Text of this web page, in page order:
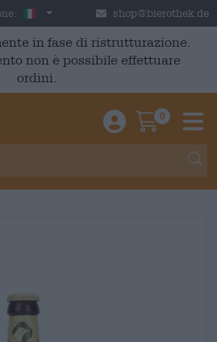
Italia shop@bierothek.de
in fase di ristrutturazione.
non è possibile effettuare
ordini.
Einloggen /
0